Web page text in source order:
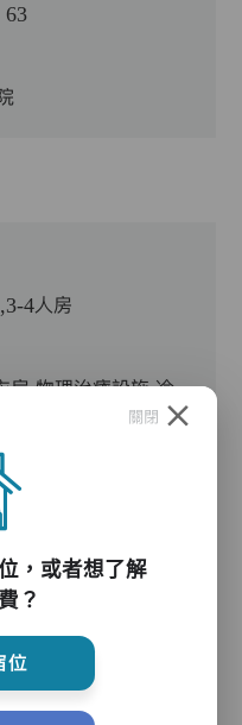
63
4人房
房,物理治療設施,冷
,助行器/拐杖,輪椅
護士,註冊社工,到診
關閉
，或者想了解
？
位